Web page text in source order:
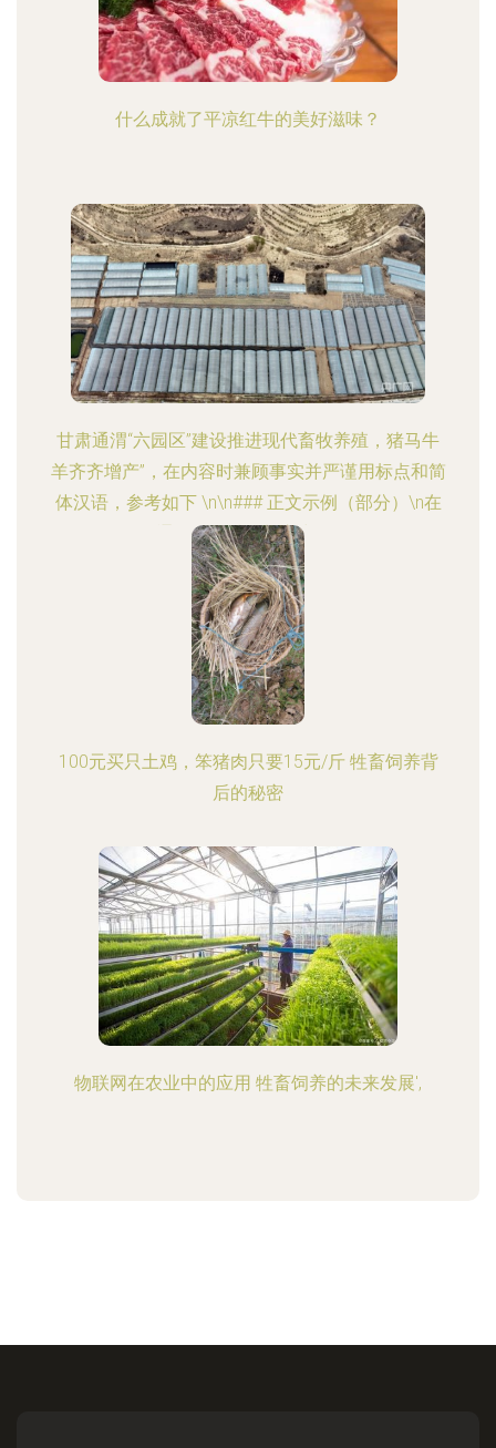
什么成就了平凉红牛的美好滋味？
甘肃通渭“六园区”建设推进现代畜牧养殖，猪马牛
羊齐齐增产”，在内容时兼顾事实并严谨用标点和简
体汉语，参考如下 \n\n### 正文示例（部分）\n在
通渭县区域规划之中，\
100元买只土鸡，笨猪肉只要15元/斤 牲畜饲养背
后的秘密
物联网在农业中的应用 牲畜饲养的未来发展',